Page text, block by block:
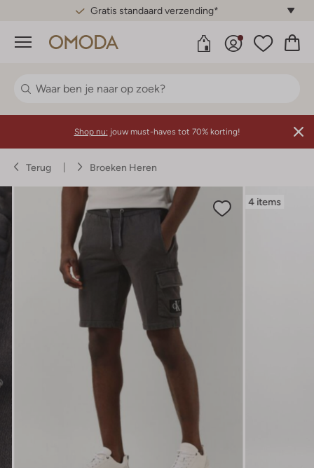
Gratis standaard verzending*
Menu
Shop nu: jouw must-haves tot 70% korting!
Terug Broeken Heren
4 items